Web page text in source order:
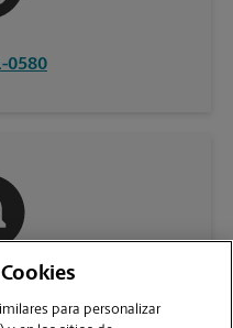
0580
para personalizar